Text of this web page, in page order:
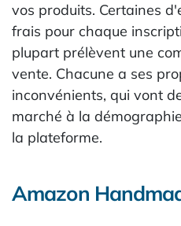
vos produits. Certaines
frais pour chaque
plupart prélèvent une
vente. Chacune a ses
inconvénients, qui vont
marché à la
la plateforme.
Amazon